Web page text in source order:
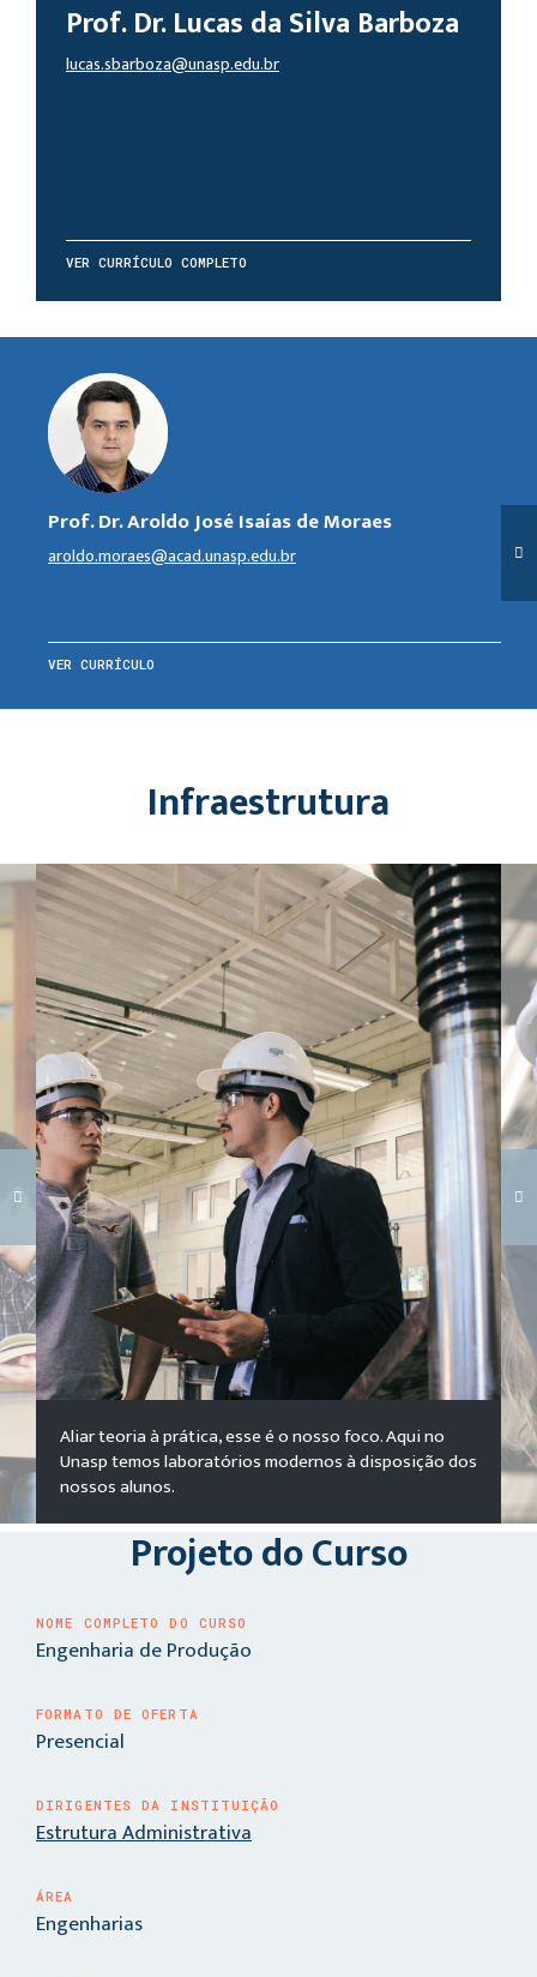
Prof. Dr. Lucas da Silva Barboza
lucas.sbarboza@unasp.edu.br
VER CURRÍCULO COMPLETO
Prof. Dr. Aroldo José Isaías de Moraes
aroldo.moraes@acad.unasp.edu.br
VER CURRÍCULO
Infraestrutura
Carregando galeria...
Aliar teoria à prática, esse é o nosso foco. Aqui no
Unasp temos laboratórios modernos à disposição dos
nossos alunos.
Projeto do Curso
NOME COMPLETO DO CURSO
Engenharia de Produção
FORMATO DE OFERTA
Presencial
DIRIGENTES DA INSTITUIÇÃO
Estrutura Administrativa
ÁREA
Engenharias